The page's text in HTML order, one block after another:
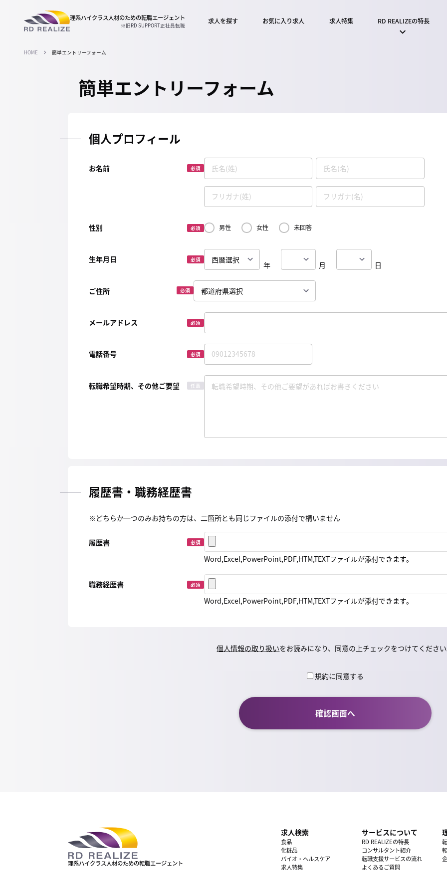
理系ハイクラス人材のための転職エージェント
※旧RD SUPPORT正社員転職 求人を探す お気に入り求人 求人特集 RD REALIZEの特長
HOME 簡単エントリーフォーム
簡単エントリーフォーム
個人プロフィール
お名前 必須
性別 必須 男性 女性 未回答
生年月日 必須
年 月 日
ご住所 必須
メールアドレス 必須
電話番号 必須
転職希望時期、その他ご要望 任意
履歴書・職務経歴書
※どちらか一つのみお持ちの方は、二箇所とも同じファイルの添付で構いません
履歴書 必須
Word,Excel,PowerPoint,PDF,HTM,TEXTファイルが添付できます。
職務経歴書 必須
Word,Excel,PowerPoint,PDF,HTM,TEXTファイルが添付できます。
個人情報の取り扱いをお読みになり、同意の上チェックをつけてくださ
規約に同意する
理系ハイクラス人材のための転職エージェント
求人検索
食品
化粧品
バイオ・ヘルスケア
求人特集
サービスについて
RD REALIZEの特長
コンサルタント紹介
転職支援サービスの流れ
よくあるご質問